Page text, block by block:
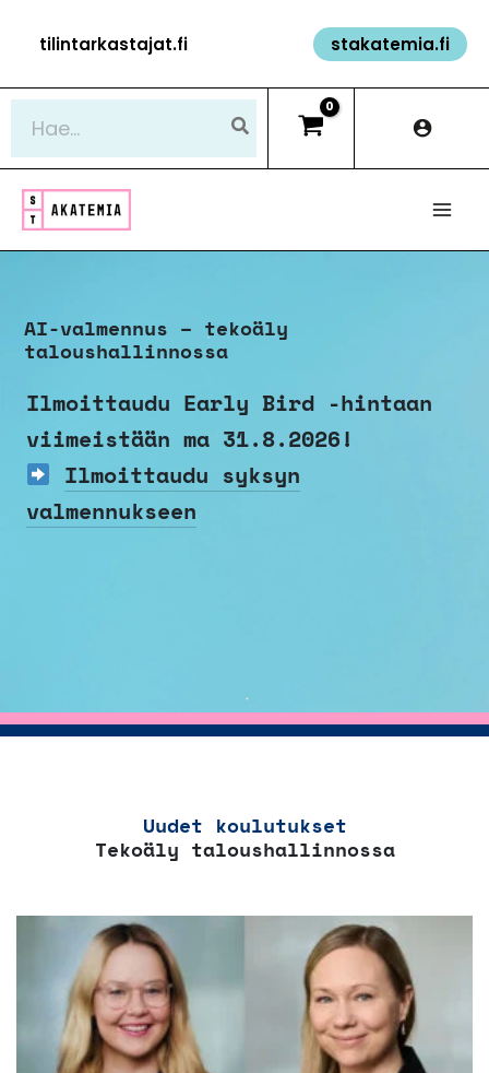
sisältöön
tilintarkastajat.fi stakatemia.fi
AI-valmennus – tekoäly
taloushallinnossa
Ilmoittaudu Early Bird -hintaan
viimeistään ma 31.8.2026!
Ilmoittaudu syksyn
valmennukseen
Uudet koulutukset
Tekoäly taloushallinnossa
tuotteella
useampi
muunnelma.